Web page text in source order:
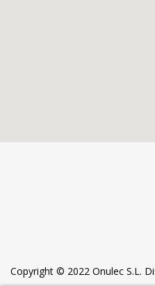
Copyright © 2022 Onulec S.L.